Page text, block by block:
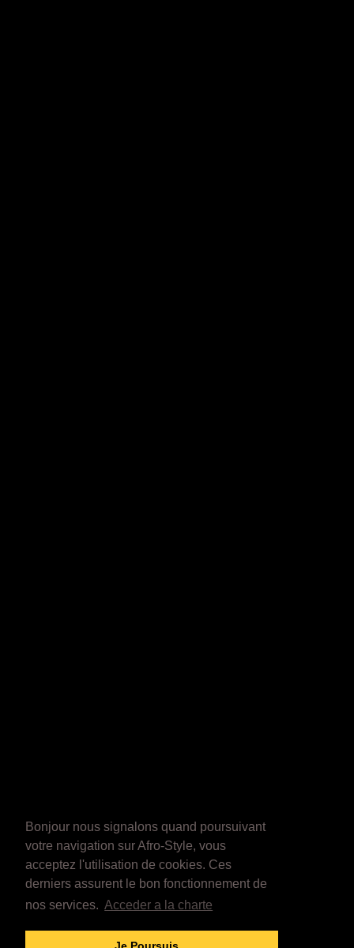
Bonjour nous signalons quand poursuivant
votre navigation sur Afro-Style, vous
acceptez l'utilisation de cookies. Ces
derniers assurent le bon fonctionnement de
nos services. Acceder a la charte